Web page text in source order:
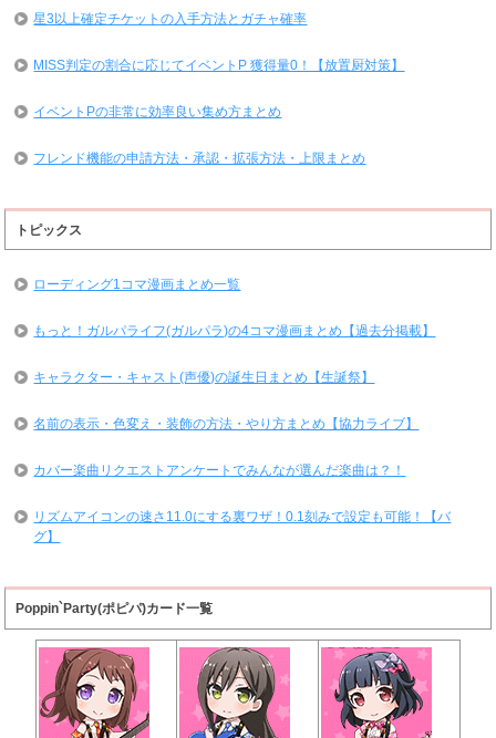
星3以上確定チケットの入手方法とガチャ確率
MISS判定の割合に応じてイベントP 獲得量0！【放置厨対策】
イベントPの非常に効率良い集め方まとめ
フレンド機能の申請方法・承認・拡張方法・上限まとめ
トピックス
ローディング1コマ漫画まとめ一覧
もっと！ガルパライフ(ガルパラ)の4コマ漫画まとめ【過去分掲載】
キャラクター・キャスト(声優)の誕生日まとめ【生誕祭】
名前の表示・色変え・装飾の方法・やり方まとめ【協力ライブ】
カバー楽曲リクエストアンケートでみんなが選んだ楽曲は？！
リズムアイコンの速さ11.0にする裏ワザ！0.1刻みで設定も可能！【バ
グ】
Poppin`Party(ポピパ)カード一覧